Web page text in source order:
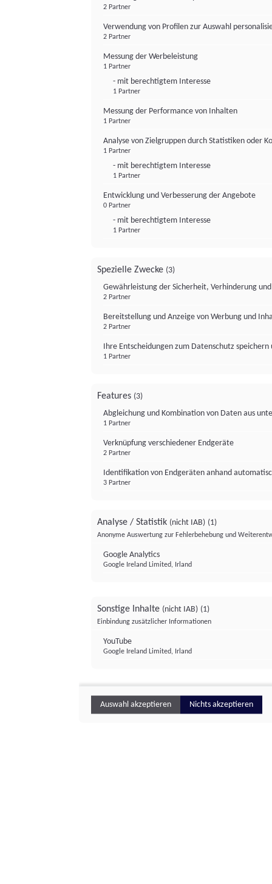
2 Partner
Verwendung von Profilen zur Auswahl
2 Partner
Messung der Werbeleistung
1 Partner
- mit berechtigtem Interesse
1 Partner
Messung der Performance von Inhalten
1 Partner
Analyse von Zielgruppen durch Statistiken oder
1 Partner
- mit berechtigtem Interesse
1 Partner
Entwicklung und Verbesserung der Angebote
0 Partner
- mit berechtigtem Interesse
1 Partner
Spezielle Zwecke (3)
Gewährleistung der Sicherheit, Verhinderung
2 Partner
Bereitstellung und Anzeige von Werbung und
2 Partner
Ihre Entscheidungen zum Datenschutz
1 Partner
Features (3)
Abgleichung und Kombination von Daten aus
1 Partner
Verknüpfung verschiedener Endgeräte
2 Partner
Identifikation von Endgeräten anhand
3 Partner
Analyse / Statistik (nicht IAB) (1)
Anonyme Auswertung zur Fehlerbehebung und
Google Analytics
Google Ireland Limited, Irland
Sonstige Inhalte (nicht IAB) (1)
Einbindung zusätzlicher Informationen
YouTube
Google Ireland Limited, Irland
Auswahl akzeptieren Nichts akzeptieren